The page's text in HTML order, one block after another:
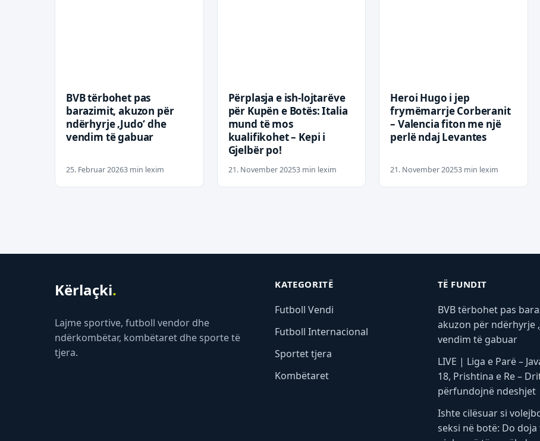
BVB tërbohet pas
barazimit, akuzon për
ndërhyrje ‚Judo‘ dhe
vendim të gabuar
25. Februar 20263 min lexim
Përplasja e ish-lojtarëve
për Kupën e Botës: Italia
mund të mos
kualifikohet – Kepi i
Gjelbër po!
21. November 20253 min lexim
Heroi Hugo i jep
frymëmarrje Corberanit
– Valencia fiton me një
perlë ndaj Levantes
21. November 20253 min lexim
Kërlaçki.
Lajme sportive, futboll vendor dhe
ndërkombëtar, kombëtaret dhe sporte të
tjera.
KATEGORITË
Futboll Vendi
Futboll Internacional
Sportet tjera
Kombëtaret
TË FUNDIT
BVB tërbohet pas
akuzon për ndërhyrje
vendim të gabuar
LIVE | Liga e Parë –
18, Prishtina e Re –
përfundojnë ndeshjet
Ishte cilësuar si
seksi në botë: Do doja